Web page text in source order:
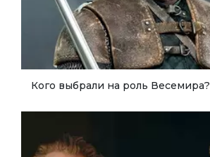
Кого выбрали на роль Весемира?